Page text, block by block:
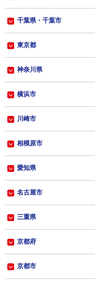
千葉県・千葉市
東京都
神奈川県
横浜市
川崎市
相模原市
愛知県
名古屋市
三重県
京都府
京都市